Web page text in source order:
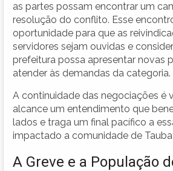
as partes possam encontrar um
resolução do conflito. Esse
oportunidade para que as
servidores sejam ouvidas e
prefeitura possa apresentar novas
atender às demandas da categoria.
A continuidade das negociações é
alcance um entendimento que
lados e traga um final pacífico a
impactado a comunidade de
A Greve e a População